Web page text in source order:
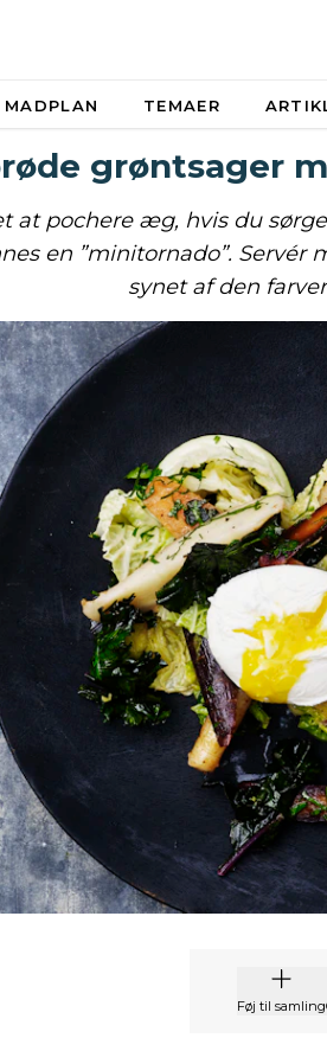
MADPLAN TEMAER
grøntsager
at pochere æg, hvis du
en ”minitornado”. Servér
synet af den
Føj til samling